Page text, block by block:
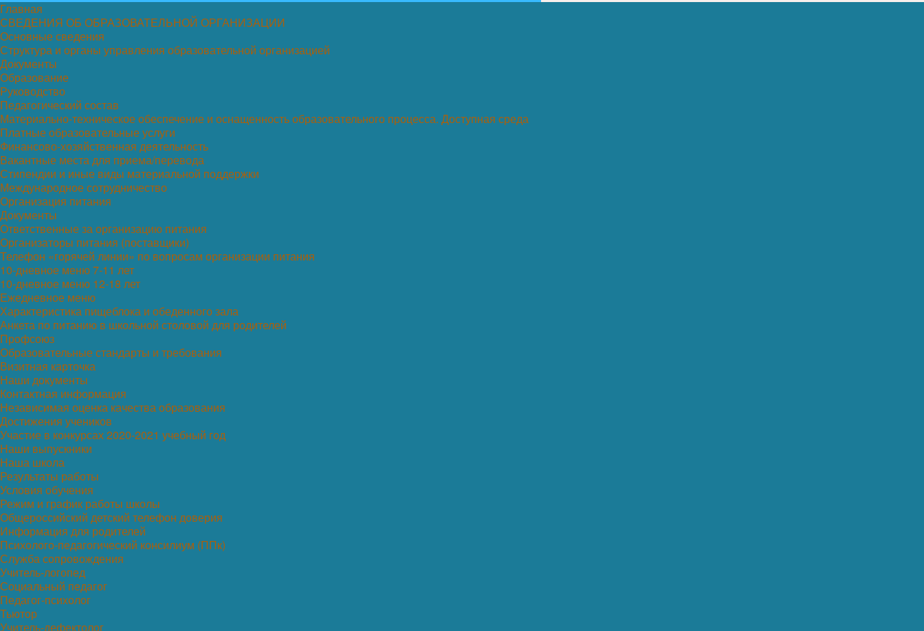
Главная
СВЕДЕНИЯ ОБ ОБРАЗОВАТЕЛЬНОЙ ОРГАНИЗАЦИИ
Основные сведения
Структура и органы управления образовательной организацией
Документы
Образование
Руководство
Педагогический состав
Материально-техническое обеспечение и оснащенность образовательного процесса. Доступная среда
Платные образовательные услуги
Финансово-хозяйственная деятельность
Вакантные места для приема/перевода
Стипендии и иные виды материальной поддержки
Международное сотрудничество
Организация питания
Документы
Ответственные за организацию питания
Организаторы питания (поставщики)
Телефон «горячей линии» по вопросам организации питания
10-дневное меню 7-11 лет
10-дневное меню 12-18 лет
Ежедневное меню
Характеристика пищеблока и обеденного зала
Анкета по питанию в школьной столовой для родителей
Профсоюз
Образовательные стандарты и требования
Визитная карточка
Наши документы
Контактная информация
Независимая оценка качества образования
Достижения учеников
Участие в конкурсах 2020-2021 учебный год
Наши выпускники
Наша школа
Результаты работы
Условия обучения
Режим и график работы школы
Общероссийский детский телефон доверия
Информация для родителей
Психолого-педагогический консилиум (ППк)
Служба сопровождения
Учитель-логопед
Социальный педагог
Педагог-психолог
Тьютор
Учитель-дефектолог